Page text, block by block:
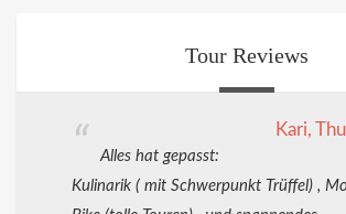
Tour Reviews
Kari,
Alles hat gepasst:
Kulinarik ( mit Schwerpunkt Trüffel) ,